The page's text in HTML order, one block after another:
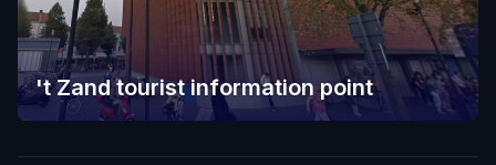
't Zand tourist information point